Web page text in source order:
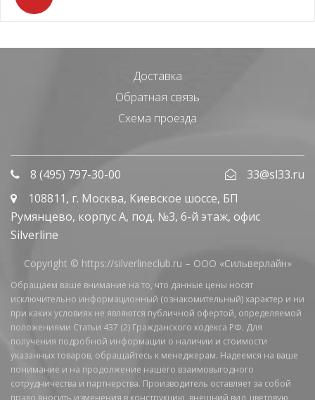
Доставка
Обратная связь
Схема проезда
8 (495) 797-30-00
33@sl33.ru
108811, г. Москва, Киевское шоссе, БП
Румянцево, корпус А, под. №3, 6-й этаж, офис
Silverline
Copyright © https://silverlineclub.ru – ООО «Сильверлайн»
Обращаем ваше внимание на то, что данные цены носят
исключительно информационный (ознакомительный) характер и ни
при каких условиях не являются публичной офертой, определяемой
положениями Статьи 437 (2) Гражданского кодекса РФ. Для
получения подробной информации о наличии и стоимости
указанных товаров, обращайтесь к менеджерам. Надеемся на ваше
понимание и на продолжение нашего взаимовыгодного
сотрудничества и партнерства. Производитель оставляет за собой
право вносить изменения в конструкцию, внешний вид, цветовую